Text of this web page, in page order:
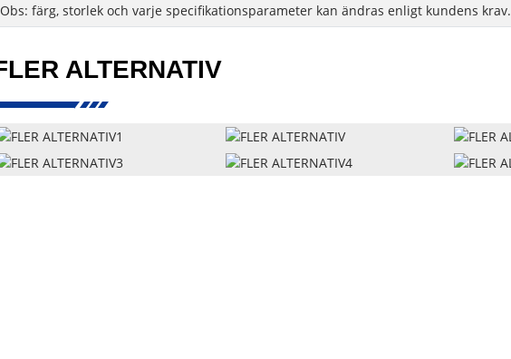
Obs: färg, storlek och varje specifikationsparameter kan ändras enligt kundens krav.
ALTERNATIV